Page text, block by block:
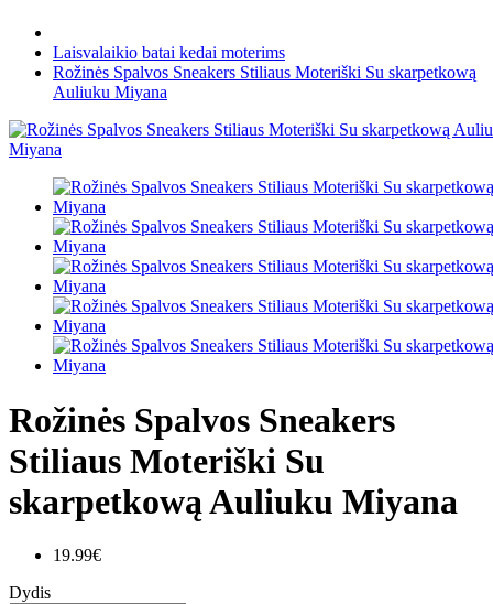
Laisvalaikio batai kedai moterims
Rožinės Spalvos Sneakers Stiliaus Moteriški Su skarpetkową
Auliuku Miyana
Rožinės Spalvos Sneakers
Stiliaus Moteriški Su
skarpetkową Auliuku Miyana
19.99€
Dydis